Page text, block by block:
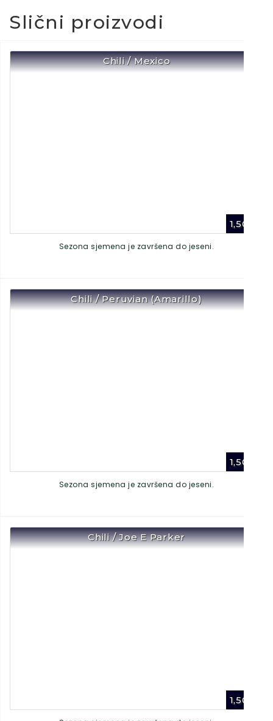
Slični proizvodi
Chili / Mexico
1,50
Sezona sjemena je završena do jeseni.
Chili / Peruvian (Amarillo)
1,50
Sezona sjemena je završena do jeseni.
Chili / Joe E Parker
1,50